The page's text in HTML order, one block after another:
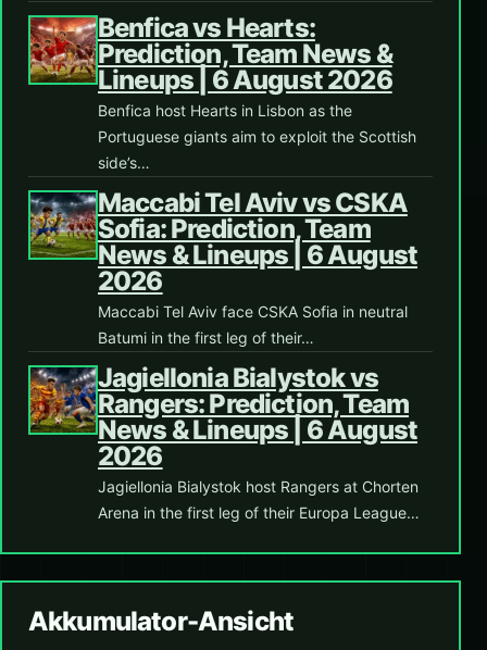
Benfica vs Hearts:
Prediction, Team News &
Lineups | 6 August 2026
Benfica host Hearts in Lisbon as the
Portuguese giants aim to exploit the Scottish
side’s…
Maccabi Tel Aviv vs CSKA
Sofia: Prediction, Team
News & Lineups | 6 August
2026
Maccabi Tel Aviv face CSKA Sofia in neutral
Batumi in the first leg of their…
Jagiellonia Bialystok vs
Rangers: Prediction, Team
News & Lineups | 6 August
2026
Jagiellonia Bialystok host Rangers at Chorten
Arena in the first leg of their Europa League…
Akkumulator-Ansicht